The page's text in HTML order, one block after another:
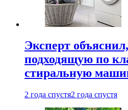
Эксперт
подходящую по
стиральную
2 года спустя2 года спустя